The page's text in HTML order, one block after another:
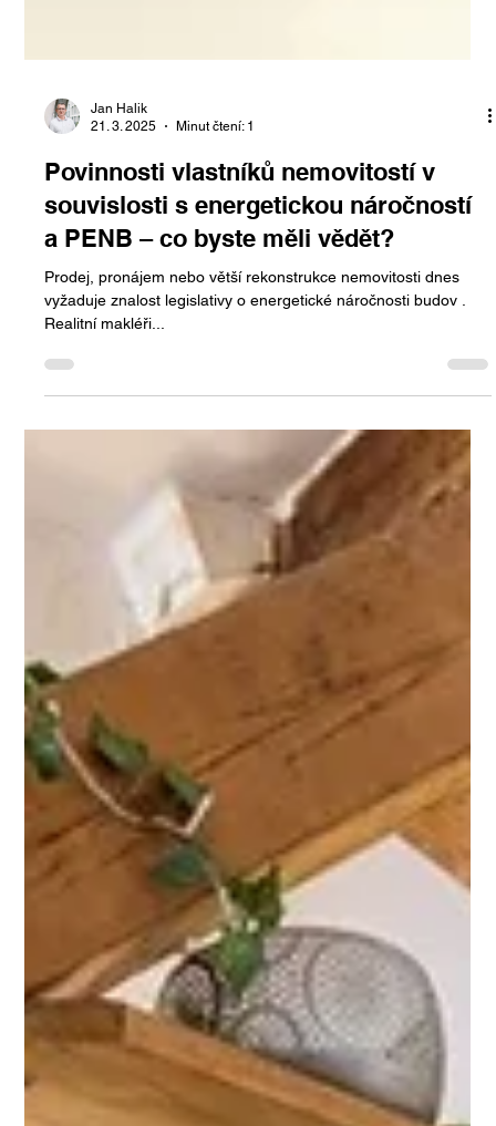
Minut čtení: 1
Povinnosti vlastníků nemovitostí v
souvislosti s energetickou náročností
a PENB – co byste měli vědět?
Prodej, pronájem nebo větší rekonstrukce nemovitosti dnes
vyžaduje znalost legislativy o energetické náročnosti budov .
Realitní makléři...